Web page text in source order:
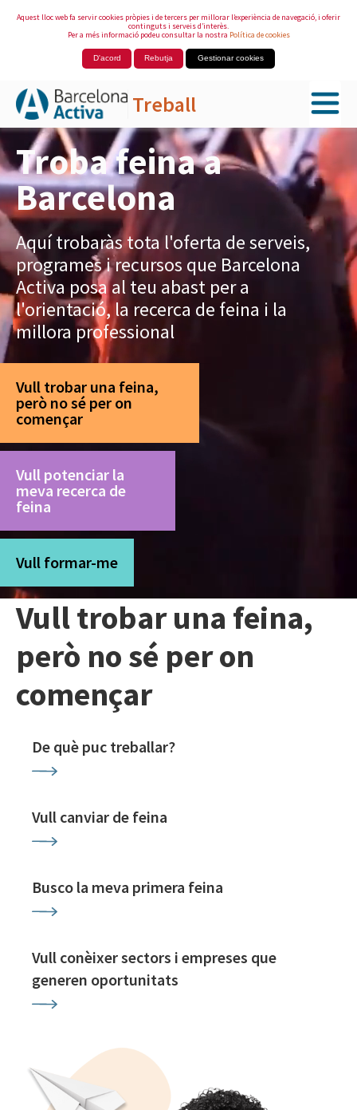
Aquest lloc web fa servir cookies pròpies i de tercers per millorar l’experiència de navegació, i oferir
continguts i serveis d’interès.
Per a més informació podeu consultar la nostra Política de cookies
D'acord Rebutja Gestionar cookies
Treball
Salta al contingut principal
Troba feina a
Barcelona
Aquí trobaràs tota l'oferta de serveis,
programes i recursos que Barcelona
Activa posa al teu abast per a
l'orientació, la recerca de feina i la
millora professional
Vull trobar una feina,
però no sé per on
començar
Vull potenciar la
meva recerca de
feina
Vull formar-me
Vull trobar una feina,
però no sé per on
començar
De què puc treballar?
Vull canviar de feina
Busco la meva primera feina
Vull conèixer sectors i empreses que
generen oportunitats